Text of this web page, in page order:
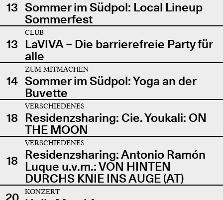
13 Sommer im Südpol: Local Lineup
Sommerfest
13
CLUB
LaVIVA – Die barrierefreie Party für
alle
14
ZUM MITMACHEN
Sommer im Südpol: Yoga an der
Buvette
18
VERSCHIEDENES
Residenzsharing: Cie. Youkali: ON
THE MOON
18
VERSCHIEDENES
Residenzsharing: Antonio Ramón
Luque u.v.m.: VON HINTEN
DURCHS KNIE INS AUGE (AT)
KONZERT